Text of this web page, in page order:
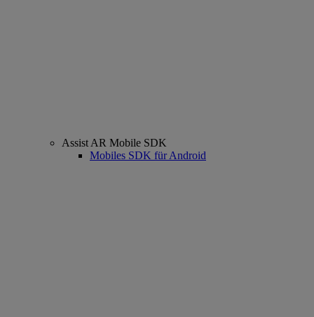
Assist AR Mobile SDK
Mobiles SDK für Android